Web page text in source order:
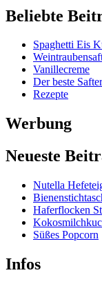
Beliebte
Spaghetti Eis
Vanillecreme
Der beste
Rezepte
Werbung
Neueste
Nutella
Haferflocken
Süßes Popcorn
Infos